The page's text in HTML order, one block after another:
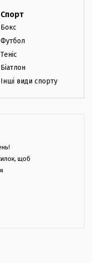
Спорт
Бокс
Футбол
Теніс
Біатлон
Інші види спорту
щоб